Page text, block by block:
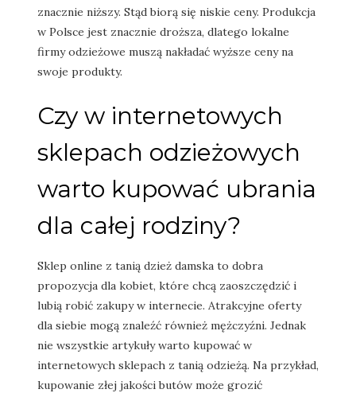
znacznie niższy. Stąd biorą się niskie ceny. Produkcja
w Polsce jest znacznie droższa, dlatego lokalne
firmy odzieżowe muszą nakładać wyższe ceny na
swoje produkty.
Czy w internetowych
sklepach odzieżowych
warto kupować ubrania
dla całej rodziny?
Sklep online z tanią dzież damska to dobra
propozycja dla kobiet, które chcą zaoszczędzić i
lubią robić zakupy w internecie. Atrakcyjne oferty
dla siebie mogą znaleźć również mężczyźni. Jednak
nie wszystkie artykuły warto kupować w
internetowych sklepach z tanią odzieżą. Na przykład,
kupowanie złej jakości butów może grozić